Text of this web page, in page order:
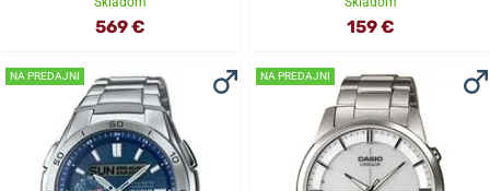
569 € 159 €
NA PREDAJNI NA PREDAJNI